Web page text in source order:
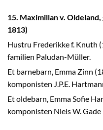
15. Maximillan v.
1813)
Hustru Frederikke f. Knuth
familien Paludan-Müller.
Et barnebarn, Emma Zinn
komponisten J.P.E.
Et oldebarn, Emma Sofie
komponisten Niels W.